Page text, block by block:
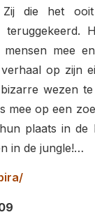
die het
mensen mee
op zijn
wezen te
mee op een
plaats in de
in de jungle!…